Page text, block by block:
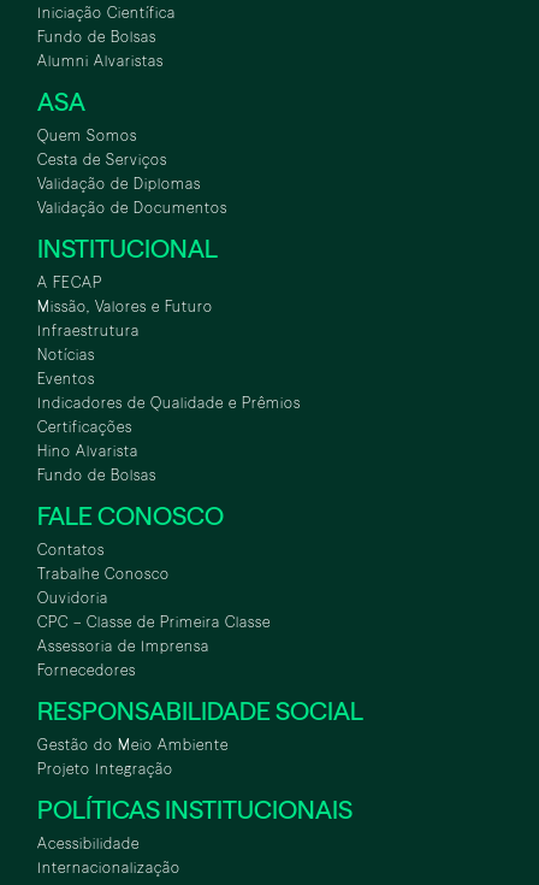
Iniciação Científica
Fundo de Bolsas
Alumni Alvaristas
ASA
Quem Somos
Cesta de Serviços
Validação de Diplomas
Validação de Documentos
INSTITUCIONAL
A FECAP
Missão, Valores e Futuro
Infraestrutura
Notícias
Eventos
Indicadores de Qualidade e Prêmios
Certificações
Hino Alvarista
Fundo de Bolsas
FALE CONOSCO
Contatos
Trabalhe Conosco
Ouvidoria
CPC – Classe de Primeira Classe
Assessoria de Imprensa
Fornecedores
RESPONSABILIDADE SOCIAL
Gestão do Meio Ambiente
Projeto Integração
POLÍTICAS INSTITUCIONAIS
Acessibilidade
Internacionalização